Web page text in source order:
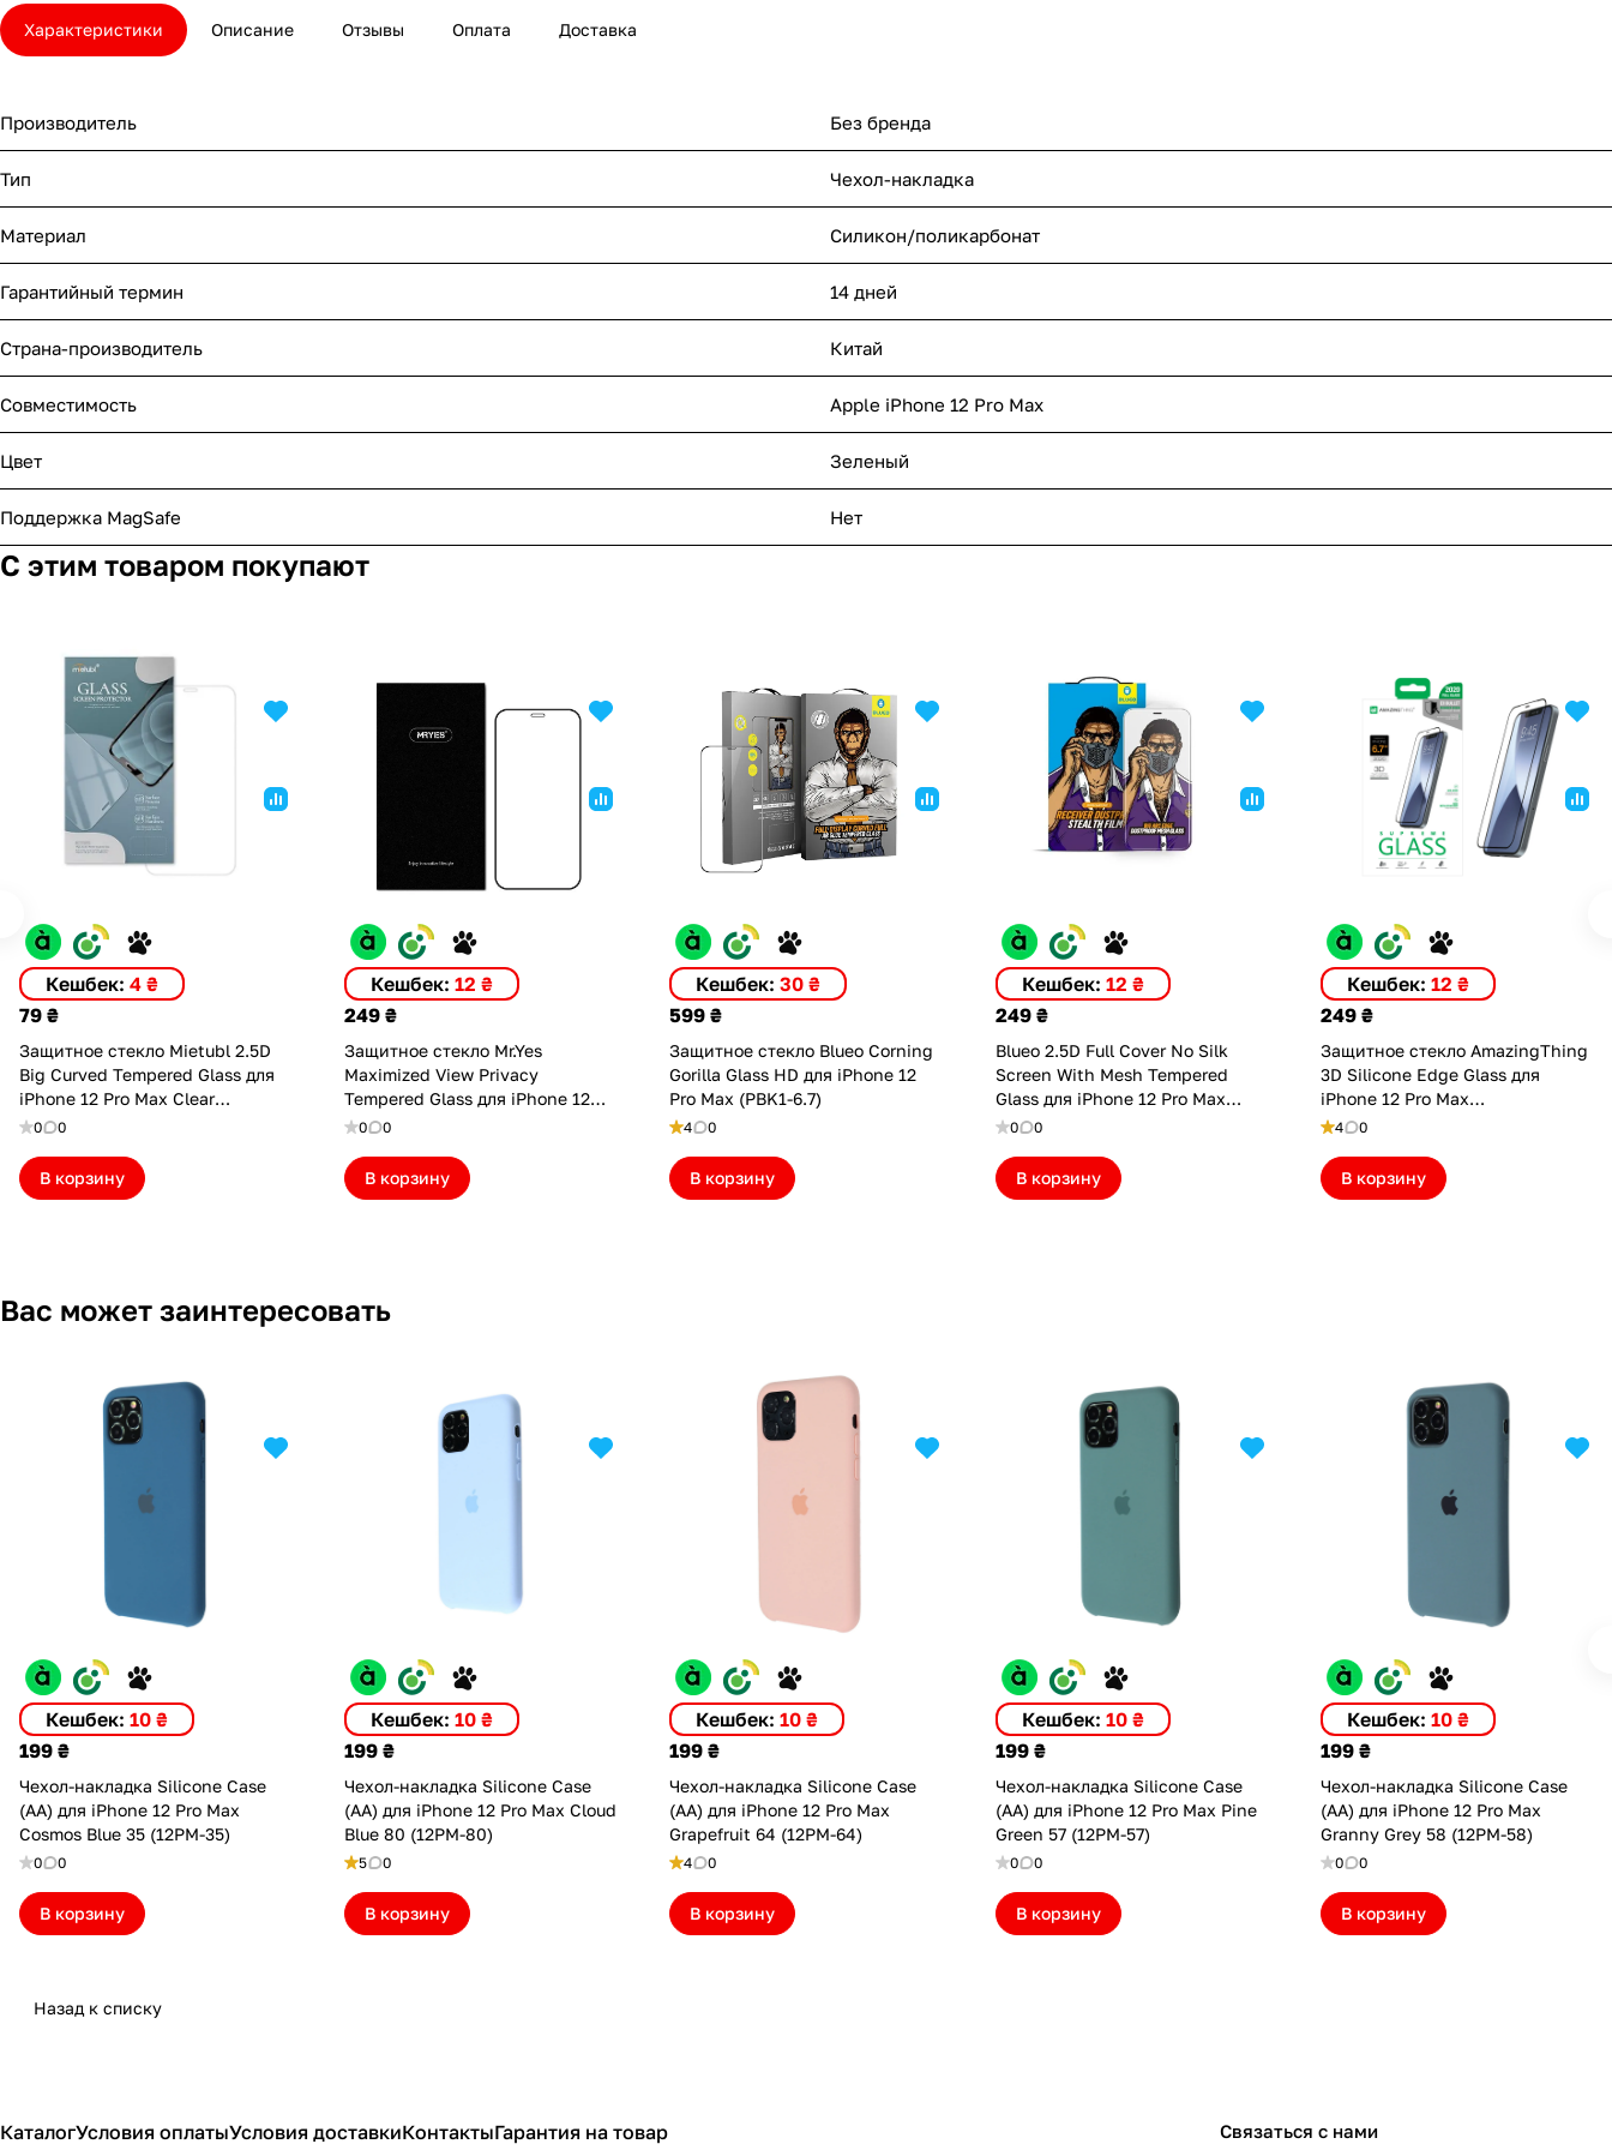
Характеристики Описание Отзывы Оплата Доставка
Производитель Без бренда
Тип Чехол-накладка
Материал Силикон/поликарбонат
Гарантийный термин 14 дней
Страна-производитель Китай
Совместимость Apple iPhone 12 Pro Max
Цвет Зеленый
Поддержка MagSafe Нет
С этим товаром покупают
Кешбек: 4 ₴
79 ₴
Защитное стекло Mietubl 2.5D
Big Curved Tempered Glass для
iPhone 12 Pro Max Clear
(MTBL25D12PMCL)
0 0
В корзину
Кешбек:12 ₴
249 ₴
Защитное стекло Mr.Yes
Maximized View Privacy
Tempered Glass для iPhone 12
Pro Max (Упаковка конверт)
0 0
В корзину
Кешбек:30 ₴
599 ₴
Защитное стекло Blueo Corning
Gorilla Glass HD для iPhone 12
Pro Max (PBK1-6.7)
4 0
В корзину
Кешбек: 12 ₴
249 ₴
Blueo 2.5D Full Cover No Silk
Screen With Mesh Tempered
Glass для iPhone 12 Pro Max
(NPB31-6.7)
0 0
В корзину
Кешбек: 12 ₴
249 ₴
Защитное стекло AmazingThing
3D Silicone Edge Glass для
iPhone 12 Pro Max
(AT275EBI12PM)
4 0
В корзину
Вас может заинтересовать
Кешбек: 10 ₴
199 ₴
Чехол-накладка Silicone Case
(AA) для iPhone 12 Pro Max
Cosmos Blue 35 (12PM-35)
0 0
В корзину
Кешбек:10 ₴
199 ₴
Чехол-накладка Silicone Case
(AA) для iPhone 12 Pro Max Cloud
Blue 80 (12PM-80)
5 0
В корзину
Кешбек:10 ₴
199 ₴
Чехол-накладка Silicone Case
(AA) для iPhone 12 Pro Max
Grapefruit 64 (12PM-64)
4 0
В корзину
Кешбек: 10 ₴
199 ₴
Чехол-накладка Silicone Case
(AA) для iPhone 12 Pro Max Pine
Green 57 (12PM-57)
0 0
В корзину
Кешбек: 10 ₴
199 ₴
Чехол-накладка Silicone Case
(AA) для iPhone 12 Pro Max
Granny Grey 58 (12PM-58)
0 0
В корзину
Назад к списку
КаталогУсловия оплатыУсловия доставкиКонтактыГарантия на товар Связаться с нами